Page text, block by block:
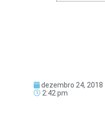
dezembro 24, 2018
2:42 pm